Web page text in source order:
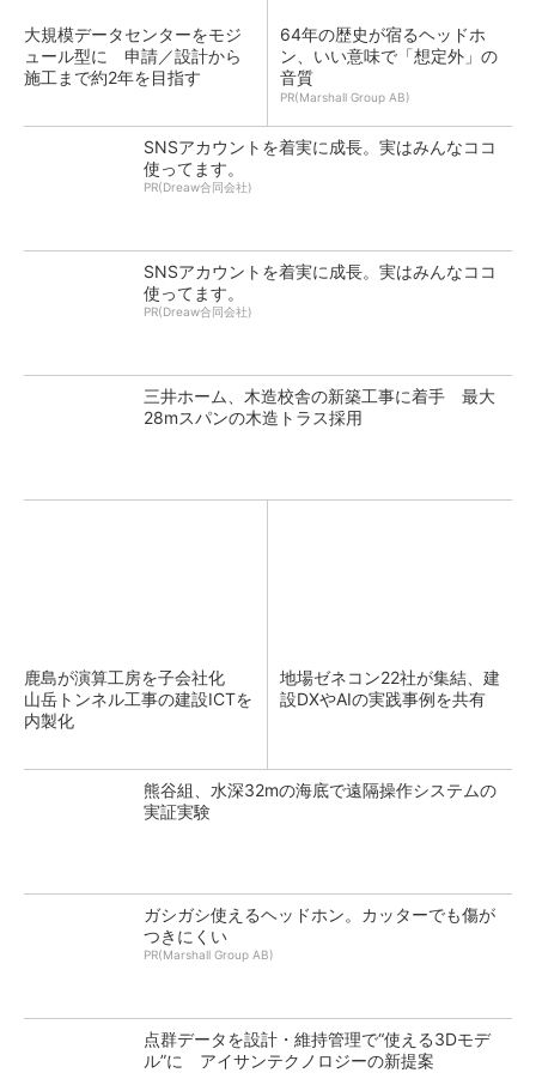
大規模データセンターをモジ
ュール型に 申請／設計から
施工まで約2年を目指す
64年の歴史が宿るヘッドホ
ン、いい意味で「想定外」の
音質
PR(Marshall Group AB)
SNSアカウントを着実に成長。実はみんなココ
使ってます。
PR(Dreaw合同会社)
SNSアカウントを着実に成長。実はみんなココ
使ってます。
PR(Dreaw合同会社)
三井ホーム、木造校舎の新築工事に着手 最大
28mスパンの木造トラス採用
鹿島が演算工房を子会社化
山岳トンネル工事の建設ICTを
内製化
地場ゼネコン22社が集結、建
設DXやAIの実践事例を共有
熊谷組、水深32mの海底で遠隔操作システムの
実証実験
ガシガシ使えるヘッドホン。カッターでも傷が
つきにくい
PR(Marshall Group AB)
点群データを設計・維持管理で“使える3Dモデ
ル”に アイサンテクノロジーの新提案